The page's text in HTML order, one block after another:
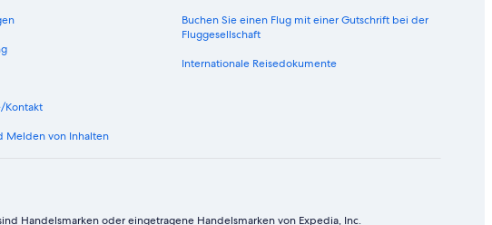
Kontakt
Melden von Inhalten
Buchen Sie einen Flug mit einer Gutschrift bei der
Fluggesellschaft
Internationale Reisedokumente
Handelsmarken oder eingetragene Handelsmarken von Expedia, Inc.